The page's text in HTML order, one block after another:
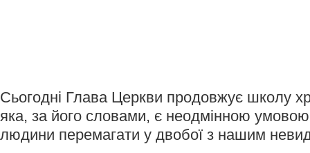
Сьогодні Глава Церкви продовжує школу
яка, за його словами, є неодмінною умовою
людини перемагати у двобої з нашим